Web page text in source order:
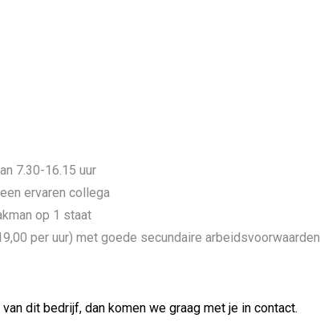
7.30-16.15 uur
ervaren collega
op 1 staat
per uur) met goede secundaire arbeidsvoorwaarden
dit bedrijf, dan komen we graag met je in contact.